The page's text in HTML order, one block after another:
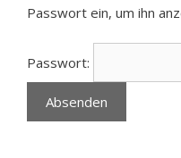
Passwort ein, um ihn
Passwort: